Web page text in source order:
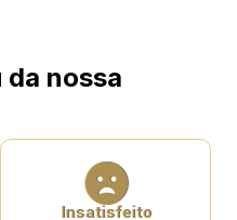
da nossa
Insatisfeito